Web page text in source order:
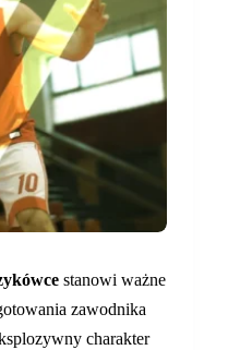
stanowi ważne
zawodnika
charakter